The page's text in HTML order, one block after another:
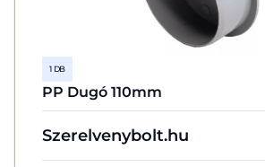
1 DB
PP Dugó 110mm
Szerelvenybolt.hu